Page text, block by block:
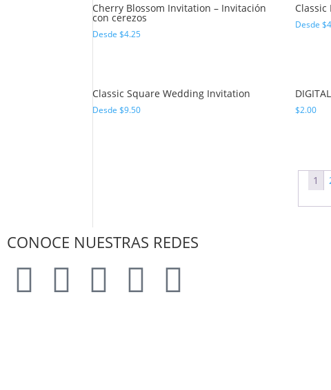
Cherry Blossom Invitation – Invitación
con cerezos
Desde$4.25
Desde$
Classic Square Wedding Invitation
Desde$9.50 $2.00
1
CONOCE NUESTRAS REDES